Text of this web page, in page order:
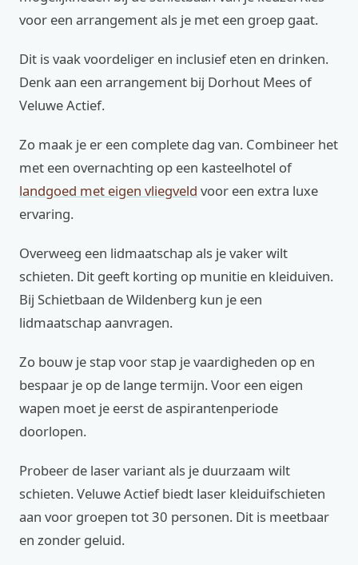
voor een arrangement als je met een groep gaat.
Dit is vaak voordeliger en inclusief eten en drinken.
Denk aan een arrangement bij Dorhout Mees of
Veluwe Actief.
Zo maak je er een complete dag van. Combineer het
met een overnachting op een kasteelhotel of
landgoed met eigen vliegveld voor een extra luxe
ervaring.
Overweeg een lidmaatschap als je vaker wilt
schieten. Dit geeft korting op munitie en kleiduiven.
Bij Schietbaan de Wildenberg kun je een
lidmaatschap aanvragen.
Zo bouw je stap voor stap je vaardigheden op en
bespaar je op de lange termijn. Voor een eigen
wapen moet je eerst de aspirantenperiode
doorlopen.
Probeer de laser variant als je duurzaam wilt
schieten. Veluwe Actief biedt laser kleiduifschieten
aan voor groepen tot 30 personen. Dit is meetbaar
en zonder geluid.